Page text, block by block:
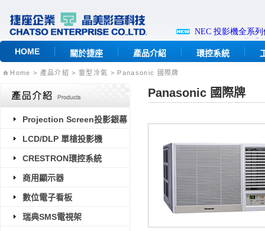
HOME 關於捷座 產品介紹 環控系統
Home > 產品介紹 > 窗型冷氣 > Panasonic 國際牌
Projection Screen投影銀幕
LCD/DLP 單槍投影機
CRESTRON環控系統
商用顯示器
數位電子看板
瑞典SMS電視架
Panasonic 國際牌